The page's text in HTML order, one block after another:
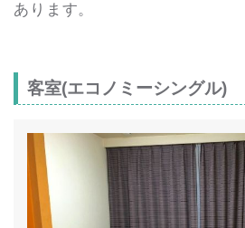
あります。
客室(エコノミーシングル)